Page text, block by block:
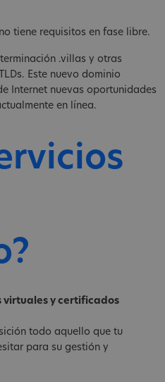
tiene requisitos en fase libre.
.villas y otras
Este nuevo dominio
Internet nuevas oportunidades
en línea.
virtuales y certificados
todo aquello que tu
para su gestión y